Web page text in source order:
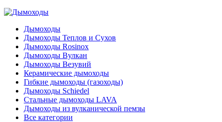
Дымоходы
Дымоходы Теплов и Сухов
Дымоходы Rosinox
Дымоходы Вулкан
Дымоходы Везувий
Керамические дымоходы
Гибкие дымоходы (газоходы)
Дымоходы Schiedel
Стальные дымоходы LAVA
Дымоходы из вулканической пемзы
Все категории